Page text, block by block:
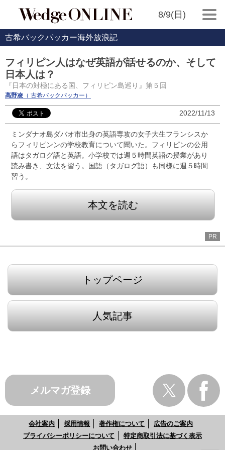
8/9(日)
古希バックパッカー海外放浪記
フィリピン人はなぜ英語が話せるのか、そして
日本人は？
『日本の対極にある国、フィリピン島巡り』第５回
高野凌 （ 古希バックパッカー）
2022/11/13
ミンダナオ島ダバオ市出身の英語専攻の女子大生フランシスか
らフィリピンンの学校教育について聞いた。フィリピンの公用
語はタガログ語と英語。小学校では週５時間英語の授業があり
読み書き、文法を習う。国語（タガログ語）も同様に週５時間
習う。
本文を読む
PR
トップページ
人気記事
メルマガ登録
会社案内 採用情報 著作権について
広告のご案内
プライバシーポリシーについて
特定商取引法に基づく表示
お問い合わせ